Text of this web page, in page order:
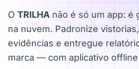
O TRILHA não é só um app: é
na nuvem. Padronize
evidências e entregue
marca — com aplicativo